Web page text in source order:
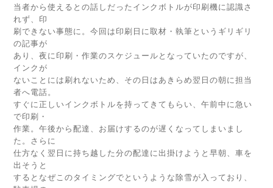
当者から使えるとの話しだったインクボトルが印刷機に認識さ
れず、印
刷できない事態に。今回は印刷日に取材・執筆というギリギリ
の記事が
あり、夜に印刷・作業のスケジュールとなっていたのですが、
インクが
ないことには刷れないため、その日はあきらめ翌日の朝に担当
者へ電話。
すぐに正しいインクボトルを持ってきてもらい、午前中に急い
で印刷・
作業。午後から配達、お届けするのが遅くなってしまいまし
た。さらに
仕方なく翌日に持ち越した分の配達に出掛けようと早朝、車を
出そうと
するとなぜこのタイミングでというような除雪が入っており、